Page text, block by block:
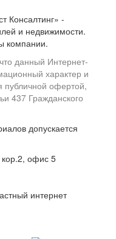
Консалтинг» -
и недвижимости.
компании.
данный Интернет-
характер и
публичной офертой,
437 Гражданского
допускается
кор.2, офис 5
интернет